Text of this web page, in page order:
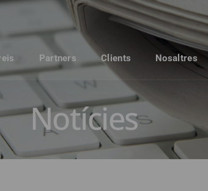
Partners Clients Nosaltres
Notícies